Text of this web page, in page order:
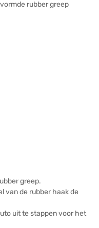
rubber greep
greep.
van de rubber haak de
uit te stappen voor het